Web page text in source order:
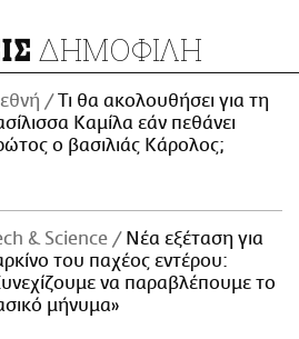
ΔΗΜΟΦΙΛΗ
Τι θα ακολουθήσει για τη
Καμίλα εάν πεθάνει
ο βασιλιάς Κάρολος;
& Science
Νέα εξέταση για
του παχέος εντέρου:
να παραβλέπουμε το
μήνυμα»